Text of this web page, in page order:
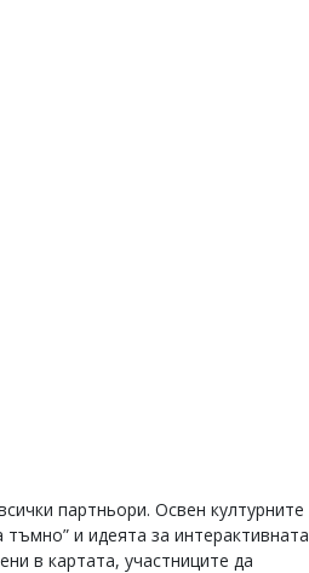
партньори. Освен културните
и идеята за интерактивната
в картата, участниците да